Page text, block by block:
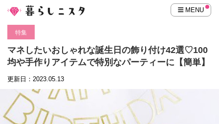
MENU
特集
マネしたいおしゃれな誕生日の飾り付け42選♡100
均や手作りアイテムで特別なパーティーに【簡単】
更新日：2023.05.13